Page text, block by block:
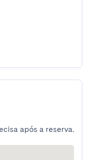
após a reserva.